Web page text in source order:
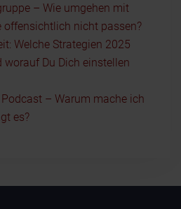
– Wie umgehen mit
offensichtlich nicht passen?
Welche Strategien 2025
Du Dich einstellen
– Warum mache ich
es?